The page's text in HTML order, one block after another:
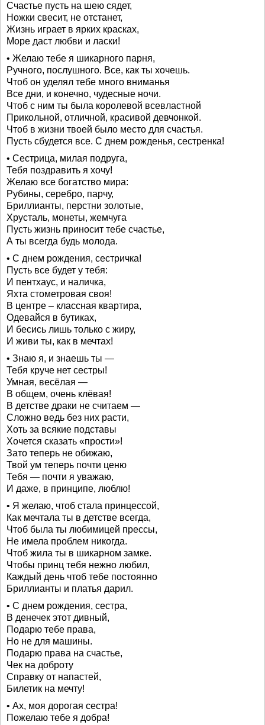
Счастье пусть на шею сядет,
Ножки свесит, не отстанет,
Жизнь играет в ярких красках,
Море даст любви и ласки!
• Желаю тебе я шикарного парня,
Ручного, послушного. Все, как ты хочешь.
Чтоб он уделял тебе много вниманья
Все дни, и конечно, чудесные ночи.
Чтоб с ним ты была королевой всевластной
Прикольной, отличной, красивой девчонкой.
Чтоб в жизни твоей было место для счастья.
Пусть сбудется все. С днем рожденья, сестренка!
• Сестрица, милая подруга,
Тебя поздравить я хочу!
Желаю все богатство мира:
Рубины, серебро, парчу,
Бриллианты, перстни золотые,
Хрусталь, монеты, жемчуга
Пусть жизнь приносит тебе счастье,
А ты всегда будь молода.
• С днем рождения, сестричка!
Пусть все будет у тебя:
И пентхаус, и наличка,
Яхта стометровая своя!
В центре – классная квартира,
Одевайся в бутиках,
И бесись лишь только с жиру,
И живи ты, как в мечтах!
• Знаю я, и знаешь ты —
Тебя круче нет сестры!
Умная, весёлая —
В общем, очень клёвая!
В детстве драки не считаем —
Сложно ведь без них расти,
Хоть за всякие подставы
Хочется сказать «прости»!
Зато теперь не обижаю,
Твой ум теперь почти ценю
Тебя — почти я уважаю,
И даже, в принципе, люблю!
• Я желаю, чтоб стала принцессой,
Как мечтала ты в детстве всегда,
Чтоб была ты любимицей прессы,
Не имела проблем никогда.
Чтоб жила ты в шикарном замке.
Чтобы принц тебя нежно любил,
Каждый день чтоб тебе постоянно
Бриллианты и платья дарил.
• С днем рождения, сестра,
В денечек этот дивный,
Подарю тебе права,
Но не для машины.
Подарю права на счастье,
Чек на доброту
Справку от напастей,
Билетик на мечту!
• Ах, моя дорогая сестра!
Пожелаю тебе я добра!